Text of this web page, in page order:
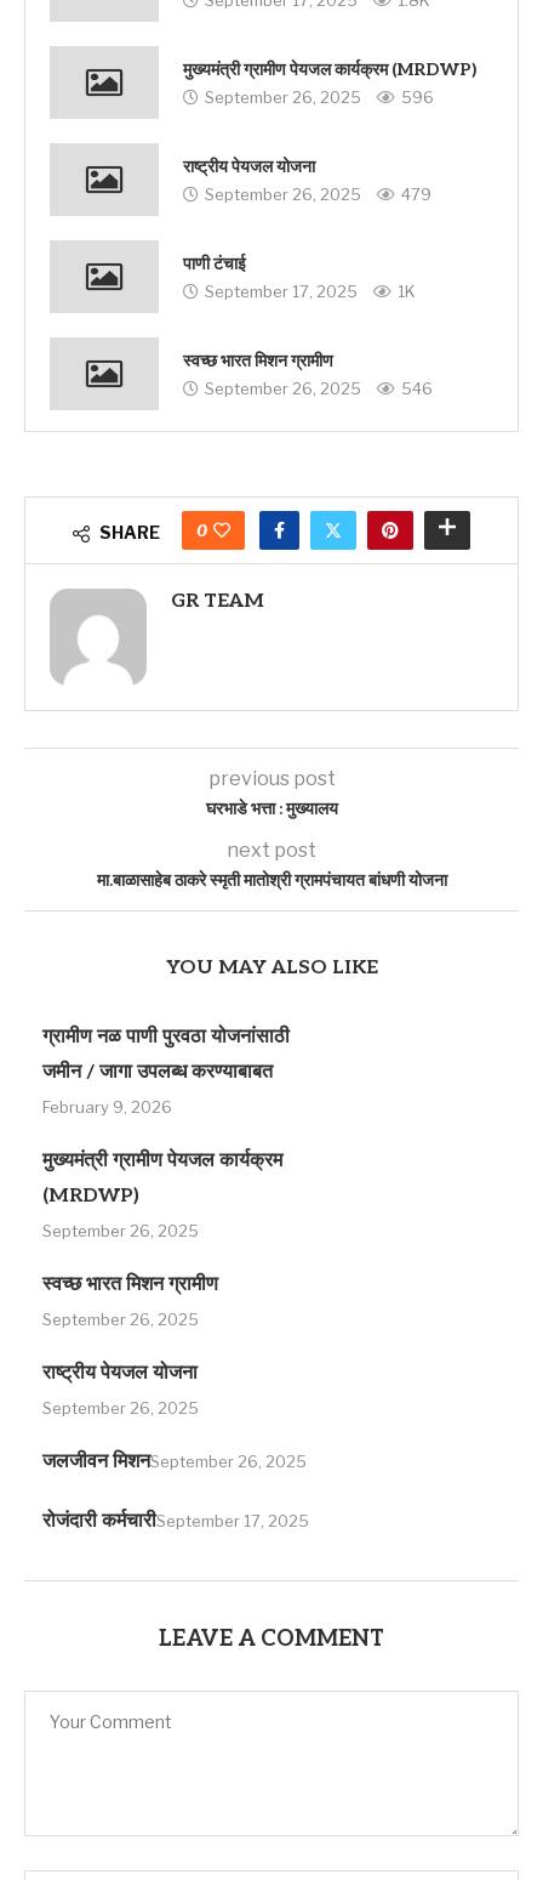
मुख्यमंत्री ग्रामीण पेयजल कार्यक्रम (MRDWP)
September 26, 2025 596
राष्ट्रीय पेयजल योजना
September 26, 2025 479
पाणी टंचाई
September 17, 2025 1K
स्वच्छ भारत मिशन ग्रामीण
September 26, 2025 546
SHARE 0
GR TEAM
previous post
घरभाडे भत्ता : मुख्यालय
next post
मा.बाळासाहेब ठाकरे स्मृती मातोश्री ग्रामपंचायत बांधणी योजना
YOU MAY ALSO LIKE
ग्रामीण नळ पाणी पुरवठा योजनांसाठी
जमीन / जागा उपलब्ध करण्याबाबत
February 9, 2026
मुख्यमंत्री ग्रामीण पेयजल कार्यक्रम
(MRDWP)
September 26, 2025
स्वच्छ भारत मिशन ग्रामीण
September 26, 2025
राष्ट्रीय पेयजल योजना
September 26, 2025
जलजीवन मिशनSeptember 26, 2025
रोजंदारी कर्मचारीSeptember 17, 2025
LEAVE A COMMENT